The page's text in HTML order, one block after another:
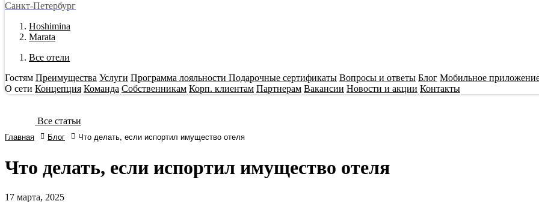
Санкт-Петербург
Hoshimina
Marata
Все отели
Гостям Преимущества Услуги Программа лояльности Подарочные сертификаты Вопросы и ответы Блог Мобильное
О сети Концепция Команда Собственникам Корп. клиентам Партнерам Вакансии Новости и акции Контакты
Все статьи
Главная Блог Что делать, если испортил имущество отеля
Что делать, если испортил имущество отеля
17 марта, 2025